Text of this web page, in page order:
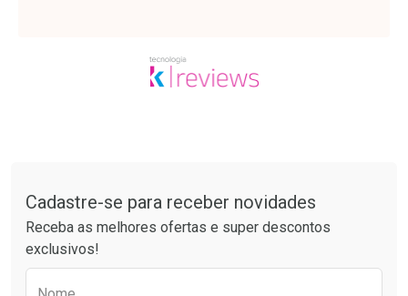
Por R$ 74,99/cada
Por R$ 49,27/cada
Cadastre-se para receber novidades
Receba as melhores ofertas e super descontos
exclusivos!